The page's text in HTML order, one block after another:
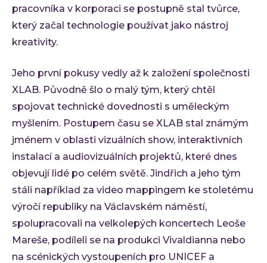
pracovníka v korporaci se postupně stal tvůrce,
který začal technologie používat jako nástroj
kreativity.
Jeho první pokusy vedly až k založení společnosti
XLAB. Původně šlo o malý tým, který chtěl
spojovat technické dovednosti s uměleckým
myšlením. Postupem času se XLAB stal známým
jménem v oblasti vizuálních show, interaktivních
instalací a audiovizuálních projektů, které dnes
objevují lidé po celém světě. Jindřich a jeho tým
stáli například za video mappingem ke stoletému
výročí republiky na Václavském náměstí,
spolupracovali na velkolepých koncertech Leoše
Mareše, podíleli se na produkci Vivaldianna nebo
na scénických vystoupeních pro UNICEF a